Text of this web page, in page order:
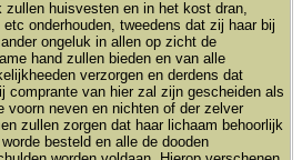
zullen huisvesten en in het kost dran,
etc onderhouden, tweedens dat zij haar bij
ongeluk in allen op zicht de
hand zullen bieden en van alle
verzorgen en derdens dat
comprante van hier zal zijn gescheiden als
voorn neven en nichten of der zelver
zullen zorgen dat haar lichaam behoorlijk
besteld en alle de dooden